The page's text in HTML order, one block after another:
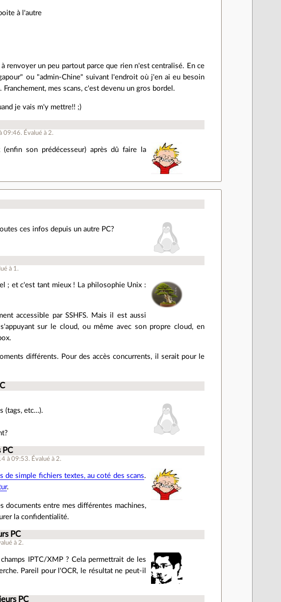
à l'autre
renvoyer un peu partout parce que rien n'est centralisé. En ce
ou "admin-Chine" suivant l'endroit où j'en ai eu besoin
mes scans, c'est devenu un gros bordel.
je vais m'y mettre!! ;)
09:46. Évalué à 2.
son prédécesseur) après dû faire la
ces infos depuis un autre PC?
à 1 .
; et c'est tant mieux ! La philosophie Unix :
accessible par SSHFS. Mais il est aussi
sur le cloud, ou même avec son propre cloud, en
différents. Pour des accès concurrents, il serait pour le
(tags, etc…).
PC
à 09:53. Évalué à 2.
de simple fichiers textes, au coté des scans.
.
documents entre mes différentes machines,
la confidentialité.
PC
à 2.
IPTC/XMP ? Cela permettrait de les
Pareil pour l'OCR, le résultat ne peut-il
PC